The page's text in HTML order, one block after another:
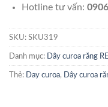
Hotline tư vấn:
SKU: SKU319
Danh mục: Dây curoa răng
Thẻ: Day curoa, Dây curoa